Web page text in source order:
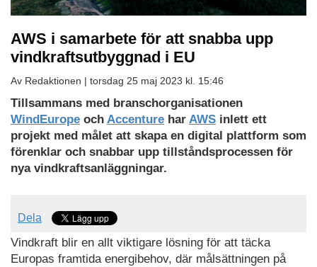
AWS i samarbete för att snabba upp
vindkraftsutbyggnad i EU
Av Redaktionen | torsdag 25 maj 2023 kl. 15:46
Tillsammans med branschorganisationen
WindEurope och Accenture har AWS inlett ett
projekt med målet att skapa en digital plattform som
förenklar och snabbar upp tillståndsprocessen för
nya vindkraftsanläggningar.
Dela
Vindkraft blir en allt viktigare lösning för att täcka
Europas framtida energibehov, där målsättningen på